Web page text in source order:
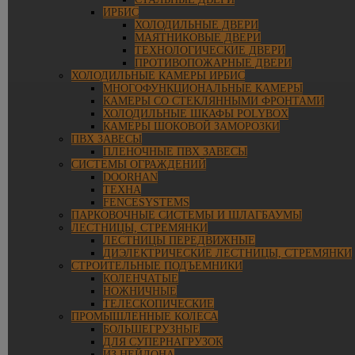
ИРБИС
ХОЛОДИЛЬНЫЕ ДВЕРИ
МАЯТНИКОВЫЕ ДВЕРИ
ТЕХНОЛОГИЧЕСКИЕ ДВЕРИ
ПРОТИВОПОЖАРНЫЕ ДВЕРИ
ХОЛОДИЛЬНЫЕ КАМЕРЫ ИРБИС
МНОГОФУНКЦИОНАЛЬНЫЕ КАМЕРЫ
КАМЕРЫ СО СТЕКЛЯННЫМИ ФРОНТАМИ
ХОЛОДИЛЬНЫЕ ШКАФЫ POLYBOX
КАМЕРЫ ШОКОВОЙ ЗАМОРОЗКИ
ПВХ ЗАВЕСЫ
ПЛЕНОЧНЫЕ ПВХ ЗАВЕСЫ
СИСТЕМЫ ОГРАЖДЕНИЙ
DOORHAN
ТЕХНА
FENCESYSTEMS
ПАРКОВОЧНЫЕ СИСТЕМЫ И ШЛАГБАУМЫ
ЛЕСТНИЦЫ, СТРЕМЯНКИ
ЛЕСТНИЦЫ ПЕРЕДВИЖНЫЕ
ДИЭЛЕКТРИЧЕСКИЕ ЛЕСТНИЦЫ, СТРЕМЯНКИ
СТРОИТЕЛЬНЫЕ ПОДЪЕМНИКИ
КОЛЕНЧАТЫЕ
НОЖНИЧНЫЕ
ТЕЛЕСКОПИЧЕСКИЕ
ПРОМЫШЛЕННЫЕ КОЛЕСА
БОЛЬШЕГРУЗНЫЕ
ДЛЯ СУПЕРНАГРУЗОК